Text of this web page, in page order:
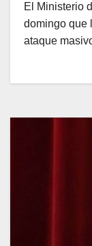
El Ministerio
domingo que
ataque